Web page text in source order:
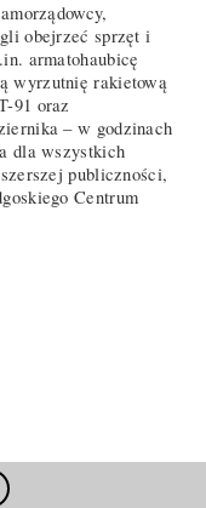
obejrzeć sprzęt i
armatohaubicę
wyrzutnię rakietową
91 oraz
– w godzinach
dla wszystkich
publiczności,
Centrum